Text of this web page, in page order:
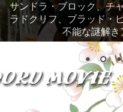
サンドラ・ブロック、チ
ラドクリフ、ブラッド・
不能な謎解き